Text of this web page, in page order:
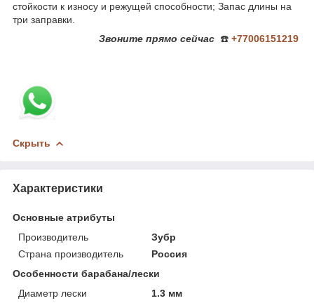
стойкости к износу и режущей способности; Запас длины на
три заправки.
Звоните прямо сейчас ☎️ +77006151219
Скрыть
Характеристики
Основные атрибуты
Производитель
Зубр
Страна производитель
Россия
Особенности барабана/лески
Диаметр лески
1.3 мм